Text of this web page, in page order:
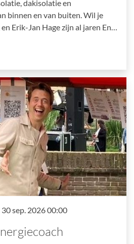
dakisolatie en
binnen en van buiten. Wil je
Erik-Jan Hage zijn al jaren En…
sep. 2026 00:00